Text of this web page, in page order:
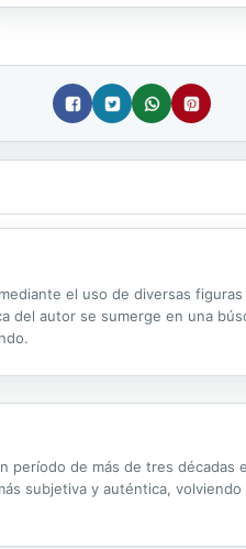
el uso de diversas
del autor se sumerge en una
período de más de tres décadas
subjetiva y auténtica,